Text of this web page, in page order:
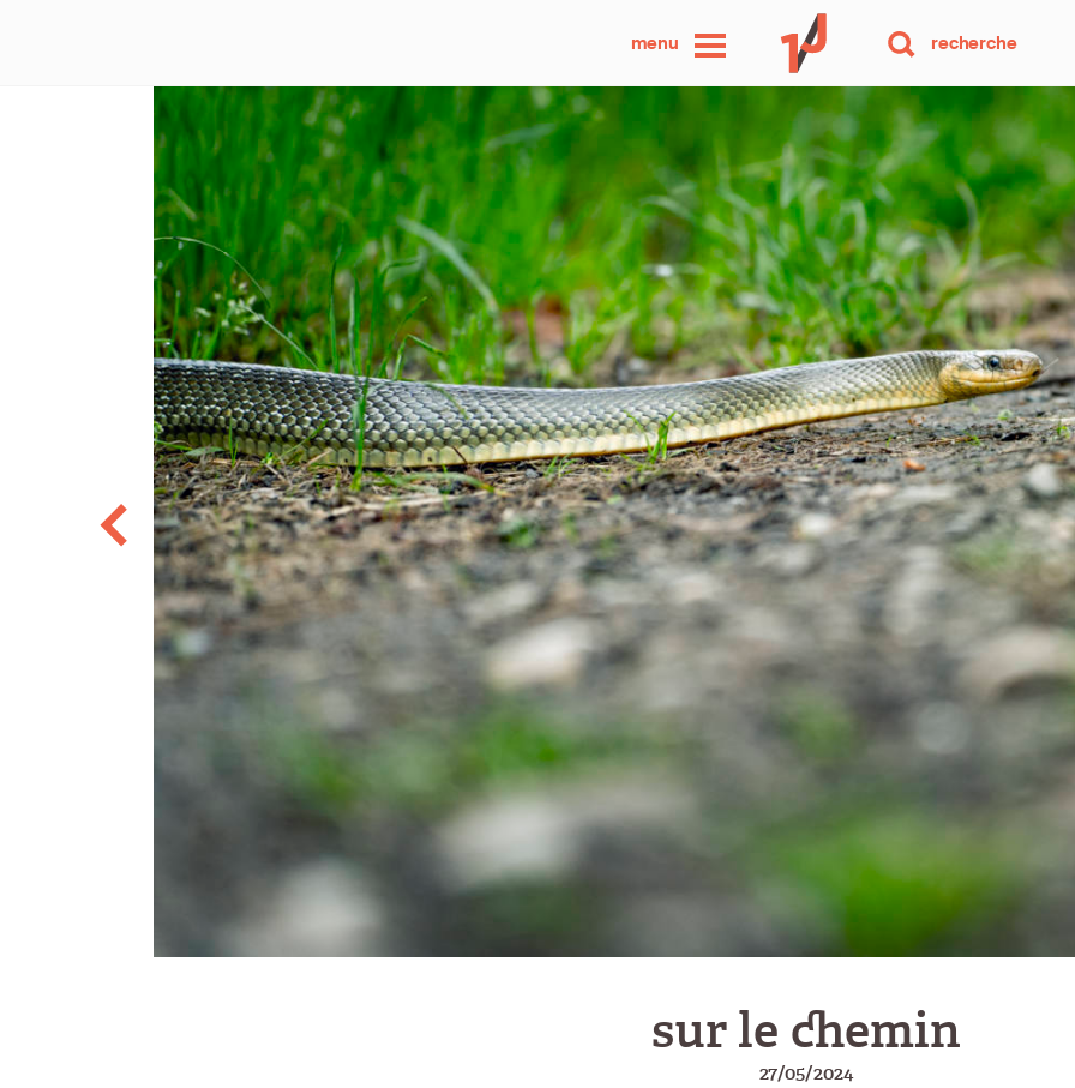
menu
une
photo
par
jour
recherche
sur le chemin
27/05/2024